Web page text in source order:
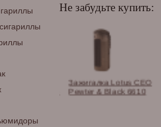
Не забудьте купить:
Xotic Edge
Зажигалка Lotus CEO
Pewter & Black 6610